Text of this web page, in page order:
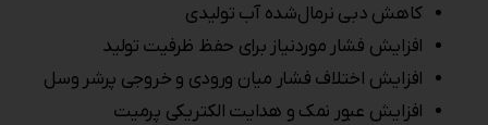
کاهش دبی نرمال‌شده آب تولیدی
افزایش فشار موردنیاز برای حفظ ظرفیت تولید
افزایش اختلاف فشار میان ورودی و خروجی پرشر وسل
افزایش عبور نمک و هدایت الکتریکی پرمیت